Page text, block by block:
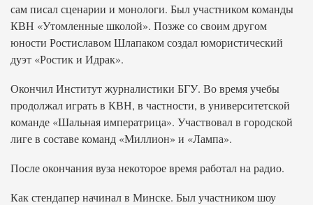
сам писал сценарии и монологи. Был участником команды
КВН «Утомленные школой». Позже со своим другом
юности Ростиславом Шлапаком создал юмористический
дуэт «Ростик и Идрак».
Окончил Институт журналистики БГУ. Во время учебы
продолжал играть в КВН, в частности, в университетской
команде «Шальная императрица». Участвовал в городской
лиге в составе команд «Миллион» и «Лампа».
После окончания вуза некоторое время работал на радио.
Как стендапер начинал в Минске. Был участником шоу